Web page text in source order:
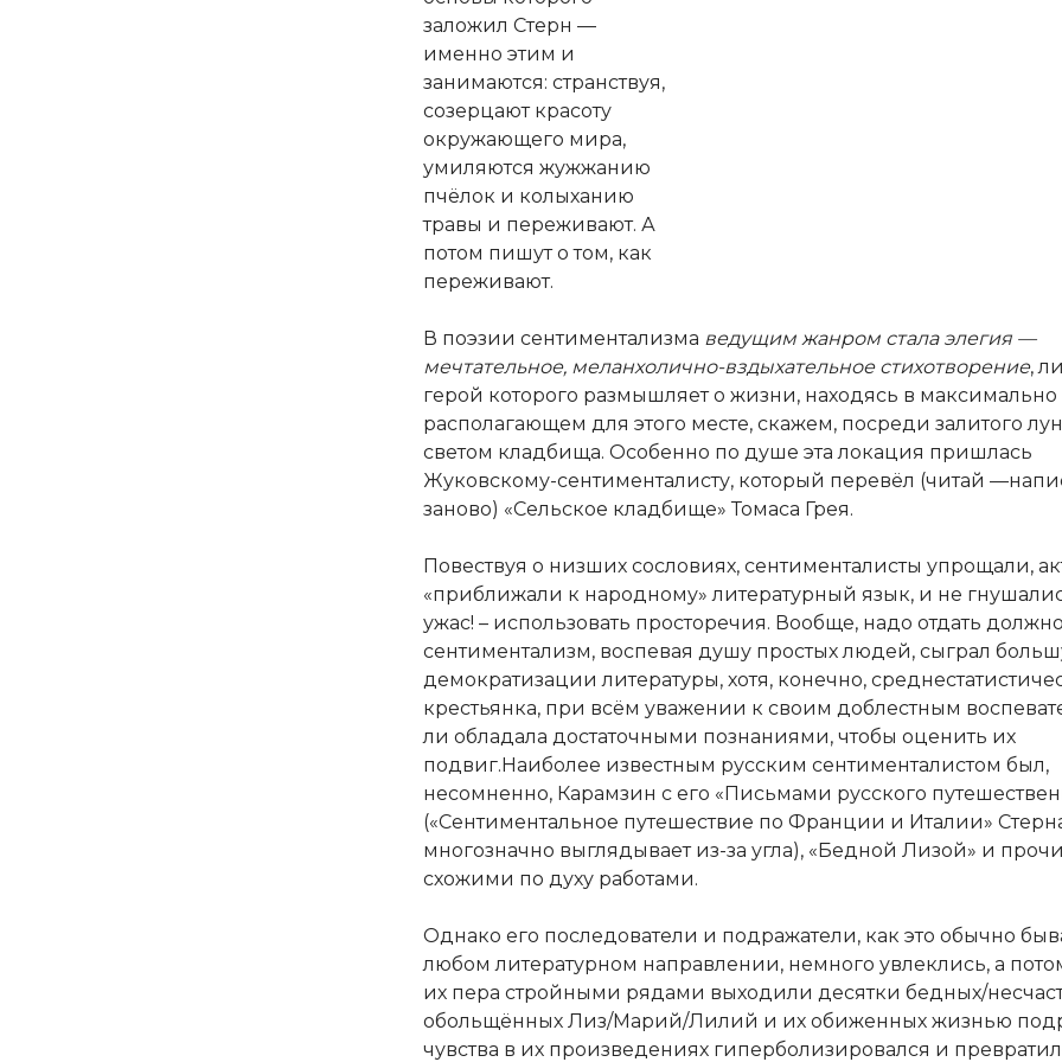
заложил Стерн —
именно этим и
занимаются: странствуя,
созерцают красоту
окружающего мира,
умиляются жужжанию
пчёлок и колыханию
травы и переживают. А
потом пишут о том, как
переживают.
В поэзии сентиментализма ведущим жанром стала элегия —
мечтательное, меланхолично-вздыхательное стихотворение,
герой которого размышляет о жизни, находясь в максимально
располагающем для этого месте, скажем, посреди залитого
светом кладбища. Особенно по душе эта локация пришлась
Жуковскому-сентименталисту, который перевёл (читай
заново) «Сельское кладбище» Томаса Грея.
Повествуя о низших сословиях, сентименталисты упрощали,
«приближали к народному» литературный язык, и не
ужас! – использовать просторечия. Вообще, надо отдать
сентиментализм, воспевая душу простых людей, сыграл
демократизации литературы, хотя, конечно,
крестьянка, при всём уважении к своим доблестным
ли обладала достаточными познаниями, чтобы оценить их
подвиг.Наиболее известным русским сентименталистом был,
несомненно, Карамзин с его «Письмами русского
(«Сентиментальное путешествие по Франции и Италии»
многозначно выглядывает из-за угла), «Бедной Лизой» и
схожими по духу работами.
Однако его последователи и подражатели, как это обычно
любом литературном направлении, немного увлеклись, а
их пера стройными рядами выходили десятки бедных/
обольщённых Лиз/Марий/Лилий и их обиженных жизнью
чувства в их произведениях гиперболизировался и